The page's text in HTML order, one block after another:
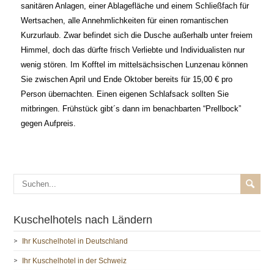
sanitären Anlagen, einer Ablagefläche und einem Schließfach für
Wertsachen, alle Annehmlichkeiten für einen romantischen
Kurzurlaub. Zwar befindet sich die Dusche außerhalb unter freiem
Himmel, doch das dürfte frisch Verliebte und Individualisten nur
wenig stören. Im Kofftel im mittelsächsischen Lunzenau können
Sie zwischen April und Ende Oktober bereits für 15,00 € pro
Person übernachten. Einen eigenen Schlafsack sollten Sie
mitbringen. Frühstück gibt´s dann im benachbarten “Prellbock”
gegen Aufpreis.
Kuschelhotels nach Ländern
Ihr Kuschelhotel in Deutschland
Ihr Kuschelhotel in der Schweiz